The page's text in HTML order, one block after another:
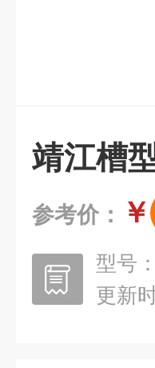
靖江槽
参考价： ￥
型号：
更新